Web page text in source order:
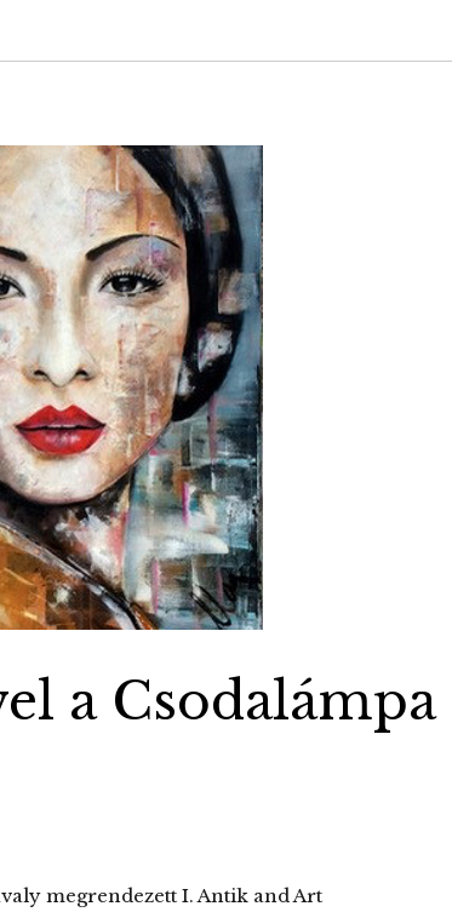
a Csodalámpa
megrendezett I. Antik and Art